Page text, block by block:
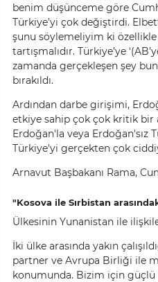
benim düşünceme göre
Türkiye’yi çok değiştirdi.
şunu söylemeliyim ki özellikle
tartışmalıdır. Türkiye’ye
zamanda gerçekleşen şey
bırakıldı.
Ardından darbe girişimi,
etkiye sahip çok çok kritik bir
Erdoğan'la veya Erdoğan'sız
Türkiye'yi gerçekten çok
Arnavut Başbakanı Rama,
"Kosova ile Sırbistan
Ülkesinin Yunanistan ile
İki ülke arasında yakın
partner ve Avrupa Birliği ile
konumunda. Bizim için güçlü